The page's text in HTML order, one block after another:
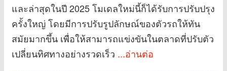
และล่าสุดในปี 2025 โมเดลใหม่นี้ก็ได้รับการปรับปรุง
ครั้งใหญ่ โดยมีการปรับรูปลักษณ์ของตัวรถให้ทัน
สมัยมากขึ้น เพื่อให้สามารถแข่งขันในตลาดที่ปรับตัว
เปลี่ยนทิศทางอย่างรวดเร็ว ...อ่านต่อ